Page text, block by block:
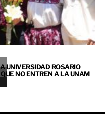
UNIVERSIDAD ROSARIO
NO ENTREN A LA UNAM